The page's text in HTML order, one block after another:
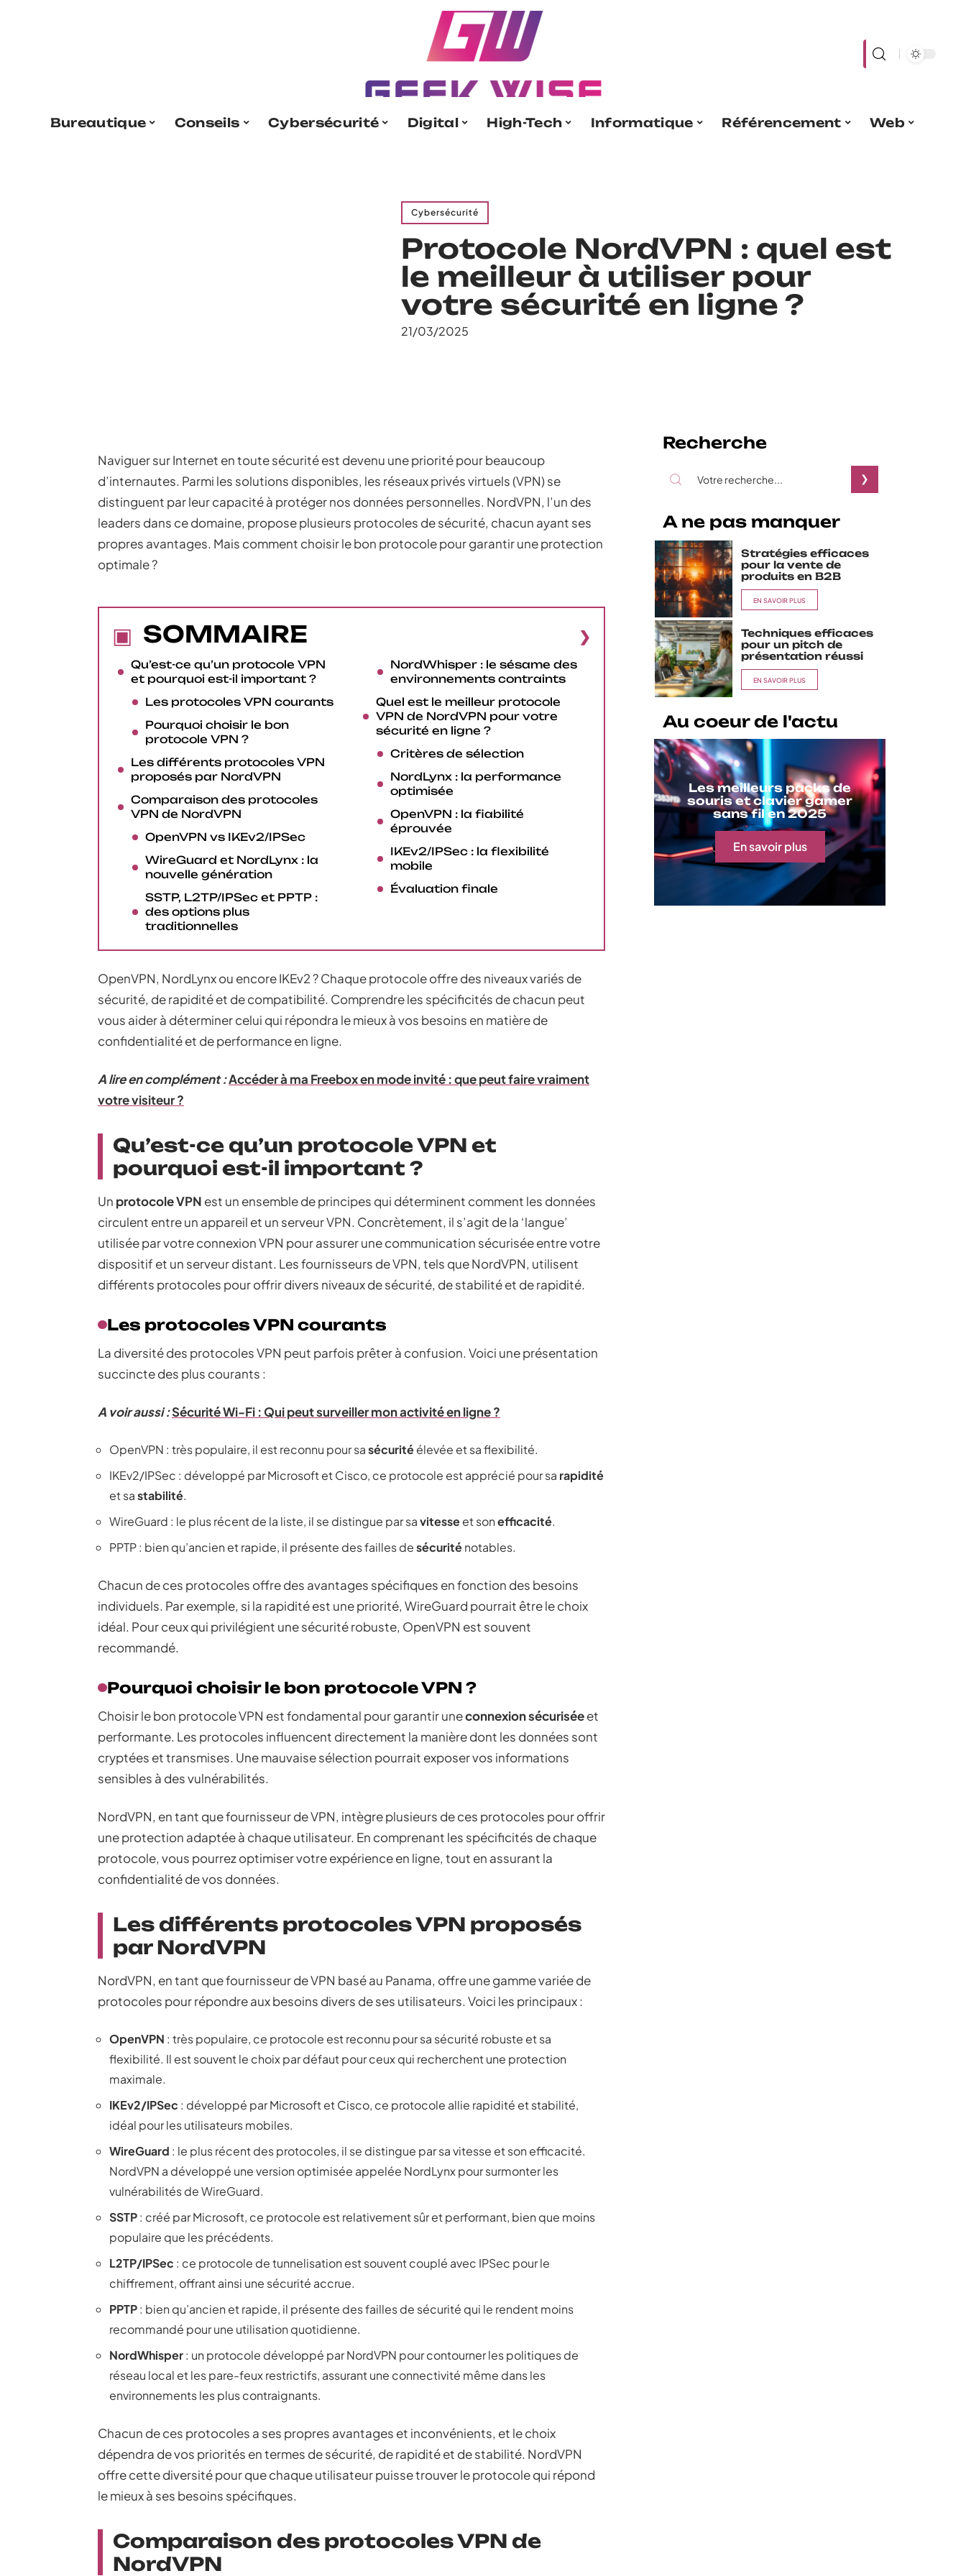
Bureautique Conseils Cybersécurité Digital High-Tech Informatique Référencement Web
Cybersécurité
Protocole NordVPN : quel est
le meilleur à utiliser pour
votre sécurité en ligne ?
21/03/2025
Naviguer sur Internet en toute sécurité est devenu une priorité pour beaucoup
d’internautes. Parmi les solutions disponibles, les réseaux privés virtuels (VPN) se
distinguent par leur capacité à protéger nos données personnelles. NordVPN, l’un des
leaders dans ce domaine, propose plusieurs protocoles de sécurité, chacun ayant ses
propres avantages. Mais comment choisir le bon protocole pour garantir une protection
optimale ?
SOMMAIRE
Qu’est-ce qu’un protocole VPN
et pourquoi est-il important ?
Les protocoles VPN courants
Pourquoi choisir le bon
protocole VPN ?
Les différents protocoles VPN
proposés par NordVPN
Comparaison des protocoles
VPN de NordVPN
OpenVPN vs IKEv2/IPSec
WireGuard et NordLynx : la
nouvelle génération
SSTP, L2TP/IPSec et PPTP :
des options plus
traditionnelles
NordWhisper : le sésame des
environnements contraints
Quel est le meilleur protocole
VPN de NordVPN pour votre
sécurité en ligne ?
Critères de sélection
NordLynx : la performance
optimisée
OpenVPN : la fiabilité
éprouvée
IKEv2/IPSec : la flexibilité
mobile
Évaluation finale
OpenVPN, NordLynx ou encore IKEv2 ? Chaque protocole offre des niveaux variés de
sécurité, de rapidité et de compatibilité. Comprendre les spécificités de chacun peut
vous aider à déterminer celui qui répondra le mieux à vos besoins en matière de
confidentialité et de performance en ligne.
A lire en complément :Accéder à ma Freebox en mode invité : que peut faire vraiment
votre visiteur ?
Qu’est-ce qu’un protocole VPN et
pourquoi est-il important ?
Un protocole VPN est un ensemble de principes qui déterminent comment les données
circulent entre un appareil et un serveur VPN. Concrètement, il s’agit de la ‘langue’
utilisée par votre connexion VPN pour assurer une communication sécurisée entre votre
dispositif et un serveur distant. Les fournisseurs de VPN, tels que NordVPN, utilisent
différents protocoles pour offrir divers niveaux de sécurité, de stabilité et de rapidité.
Les protocoles VPN courants
La diversité des protocoles VPN peut parfois prêter à confusion. Voici une présentation
succincte des plus courants :
A voir aussi :Sécurité Wi-Fi : Qui peut surveiller mon activité en ligne ?
OpenVPN : très populaire, il est reconnu pour sasécuritéélevée et sa flexibilité.
IKEv2/IPSec : développé par Microsoft et Cisco, ce protocole est apprécié pour sa rapidité
et sastabilité.
WireGuard : le plus récent de la liste, il se distingue par savitesseet sonefficacité.
PPTP : bien qu’ancien et rapide, il présente des failles desécuriténotables.
Chacun de ces protocoles offre des avantages spécifiques en fonction des besoins
individuels. Par exemple, si la rapidité est une priorité, WireGuard pourrait être le choix
idéal. Pour ceux qui privilégient une sécurité robuste, OpenVPN est souvent
recommandé.
Pourquoi choisir le bon protocole VPN ?
Choisir le bon protocole VPN est fondamental pour garantir uneconnexion sécuriséeet
performante. Les protocoles influencent directement la manière dont les données sont
cryptées et transmises. Une mauvaise sélection pourrait exposer vos informations
sensibles à des vulnérabilités.
NordVPN, en tant que fournisseur de VPN, intègre plusieurs de ces protocoles pour offrir
une protection adaptée à chaque utilisateur. En comprenant les spécificités de chaque
protocole, vous pourrez optimiser votre expérience en ligne, tout en assurant la
confidentialité de vos données.
Les différents protocoles VPN proposés
par NordVPN
NordVPN, en tant que fournisseur de VPN basé au Panama, offre une gamme variée de
protocoles pour répondre aux besoins divers de ses utilisateurs. Voici les principaux :
OpenVPN : très populaire, ce protocole est reconnu pour sa sécurité robuste et sa
flexibilité. Il est souvent le choix par défaut pour ceux qui recherchent une protection
maximale.
IKEv2/IPSec : développé par Microsoft et Cisco, ce protocole allie rapidité et stabilité,
idéal pour les utilisateurs mobiles.
WireGuard : le plus récent des protocoles, il se distingue par sa vitesse et son efficacité.
NordVPN a développé une version optimisée appelée NordLynx pour surmonter les
vulnérabilités de WireGuard.
SSTP: créé par Microsoft, ce protocole est relativement sûr et performant, bien que moins
populaire que les précédents.
L2TP/IPSec : ce protocole de tunnelisation est souvent couplé avec IPSec pour le
chiffrement, offrant ainsi une sécurité accrue.
PPTP: bien qu’ancien et rapide, il présente des failles de sécurité qui le rendent moins
recommandé pour une utilisation quotidienne.
NordWhisper: un protocole développé par NordVPN pour contourner les politiques de
réseau local et les pare-feux restrictifs, assurant une connectivité même dans les
environnements les plus contraignants.
Chacun de ces protocoles a ses propres avantages et inconvénients, et le choix
dépendra de vos priorités en termes de sécurité, de rapidité et de stabilité. NordVPN
offre cette diversité pour que chaque utilisateur puisse trouver le protocole qui répond
le mieux à ses besoins spécifiques.
Comparaison des protocoles VPN de
NordVPN
Recherche
A ne pas manquer
Stratégies efficaces
pour la vente de
produits en B2B
EN SAVOIR PLUS
Techniques efficaces
pour un pitch de
présentation réussi
EN SAVOIR PLUS
Au coeur de l'actu
Les meilleurs packs de
souris et clavier gamer
sans fil en 2025
En savoir plus